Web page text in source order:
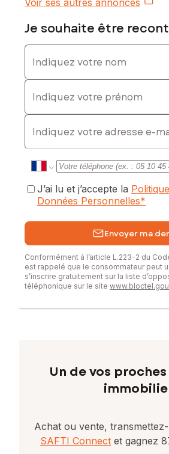
Voir ses autres annonces
Je souhaite être
Indiquez votre nom
Indiquez votre prénom
E-mail
J’ai lu et j’accepte la
Données Personnelles*
Envoyer ma
Conformément à l’article L.223-2 du
est rappelé que le consommateur peut
s’inscrire gratuitement sur la liste
téléphonique sur le site
Un de vos
Achat ou vente, transmettez-
SAFTI Connect et gagnez